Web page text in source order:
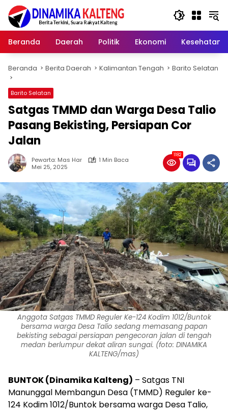
Langsung
konten
Beranda
Daerah Politik Ekonomi Kesehatan
Beranda Berita Daerah Kalimantan Tengah Barito Selatan
Barito Selatan
Satgas TMMD dan Warga Desa Talio
Pasang Bekisting, Persiapan Cor
Jalan
Pewarta: Mas Har
1 Min Baca
Mei 25, 2025
1182
Anggota Satgas TMMD Reguler Ke-124 Kodim 1012/Buntok
bersama warga Desa Talio sedang memasang papan
bekisting sebagai persiapan pengecoran jalan di tengah
medan berlumpur dekat aliran sungai. (foto: DINAMIKA
KALTENG/mas)
BUNTOK (Dinamika Kalteng) – Satgas TNI
Manunggal Membangun Desa (TMMD) Reguler ke-
124 Kodim 1012/Buntok bersama warga Desa Talio,